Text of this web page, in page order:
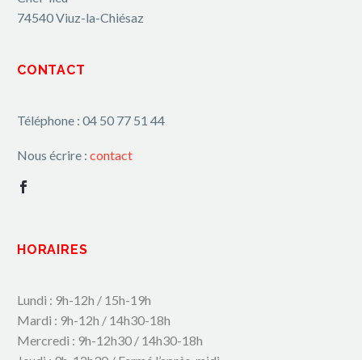
74540 Viuz-la-Chiésaz
CONTACT
Téléphone : 04 50 77 51 44
Nous écrire : contact
HORAIRES
Lundi : 9h-12h / 15h-19h
Mardi : 9h-12h / 14h30-18h
Mercredi : 9h-12h30 / 14h30-18h